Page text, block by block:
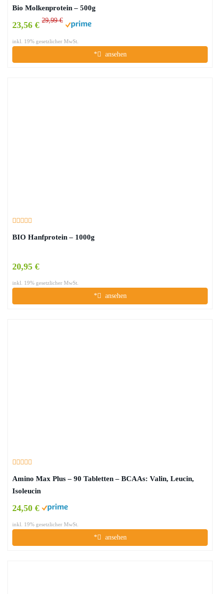
Bio Molkenprotein – 500g
23,56 € 29,99 €
inkl. 19% gesetzlicher MwSt.
* ansehen
BIO Hanfprotein – 1000g
20,95 €
inkl. 19% gesetzlicher MwSt.
* ansehen
Amino Max Plus – 90 Tabletten – BCAAs: Valin, Leucin,
Isoleucin
24,50 €
inkl. 19% gesetzlicher MwSt.
* ansehen